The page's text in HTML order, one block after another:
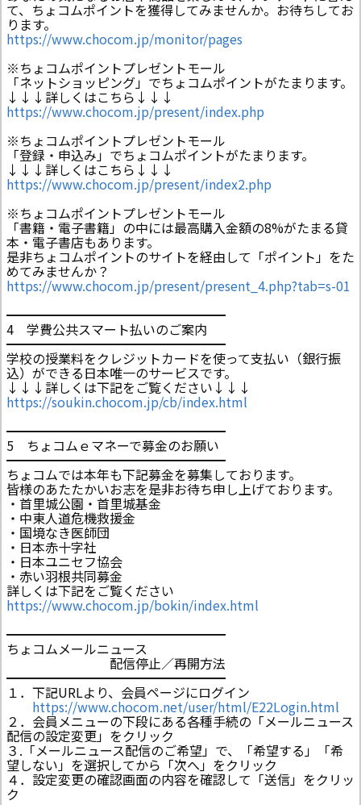
て、ちょコムポイントを獲得してみませんか。お待ちしてお
ります。
https://www.chocom.jp/monitor/pages
※ちょコムポイントプレゼントモール
「ネットショッピング」でちょコムポイントがたまります。
↓↓↓詳しくはこちら↓↓↓
https://www.chocom.jp/present/index.php
※ちょコムポイントプレゼントモール
「登録・申込み」でちょコムポイントがたまります。
↓↓↓詳しくはこちら↓↓↓
https://www.chocom.jp/present/index2.php
※ちょコムポイントプレゼントモール
「書籍・電子書籍」の中には最高購入金額の8%がたまる貸
本・電子書店もあります。
是非ちょコムポイントのサイトを経由して「ポイント」をた
めてみませんか？
https://www.chocom.jp/present/present_4.php?tab=s-01
━━━━━━━━━━━━━━━━━
4 学費公共スマート払いのご案内
━━━━━━━━━━━━━━━━━
学校の授業料をクレジットカードを使って支払い（銀行振
込）ができる日本唯一のサービスです。
↓↓↓詳しくは下記をご覧ください↓↓↓
https://soukin.chocom.jp/cb/index.html
━━━━━━━━━━━━━━━━━
5 ちょコムｅマネーで募金のお願い
━━━━━━━━━━━━━━━━━
ちょコムでは本年も下記募金を募集しております。
皆様のあたたかいお志を是非お待ち申し上げております。
・首里城公園・首里城基金
・中東人道危機救援金
・国境なき医師団
・日本赤十字社
・日本ユニセフ協会
・赤い羽根共同募金
詳しくは下記をご覧ください
https://www.chocom.jp/bokin/index.html
━━━━━━━━━━━━━━━━━
ちょコムメールニュース
配信停止／再開方法
━━━━━━━━━━━━━━━━━
１．下記URLより、会員ページにログイン
https://www.chocom.net/user/html/E22Login.html
２．会員メニューの下段にある各種手続の「メールニュース
配信の設定変更」をクリック
３.「メールニュース配信のご希望」で、「希望する」「希
望しない」を選択してから「次へ」をクリック
４．設定変更の確認画面の内容を確認して「送信」をクリッ
ク